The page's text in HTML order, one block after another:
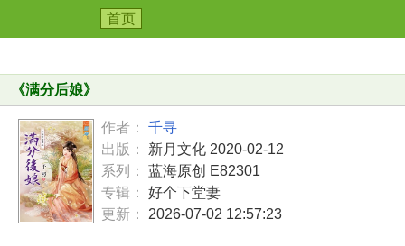
首页
《满分后娘》
作者：
千寻
出版：
新月文化 2020-02-12
系列：
蓝海原创 E82301
专辑：
好个下堂妻
更新：
2026-07-02 12:57:23